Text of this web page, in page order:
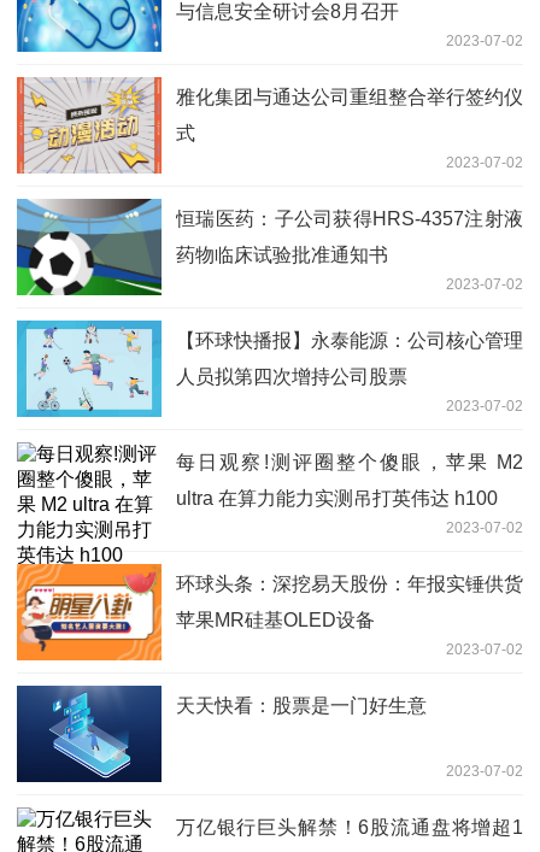
与信息安全研讨会8月召开
2023-07-02
雅化集团与通达公司重组整合举行签约仪
式
2023-07-02
恒瑞医药：子公司获得HRS-4357注射液
药物临床试验批准通知书
2023-07-02
【环球快播报】永泰能源：公司核心管理
人员拟第四次增持公司股票
2023-07-02
每日观察!测评圈整个傻眼，苹果 M2
ultra 在算力能力实测吊打英伟达 h100
2023-07-02
环球头条：深挖易天股份：年报实锤供货
苹果MR硅基OLED设备
2023-07-02
天天快看：股票是一门好生意
2023-07-02
万亿银行巨头解禁！6股流通盘将增超1